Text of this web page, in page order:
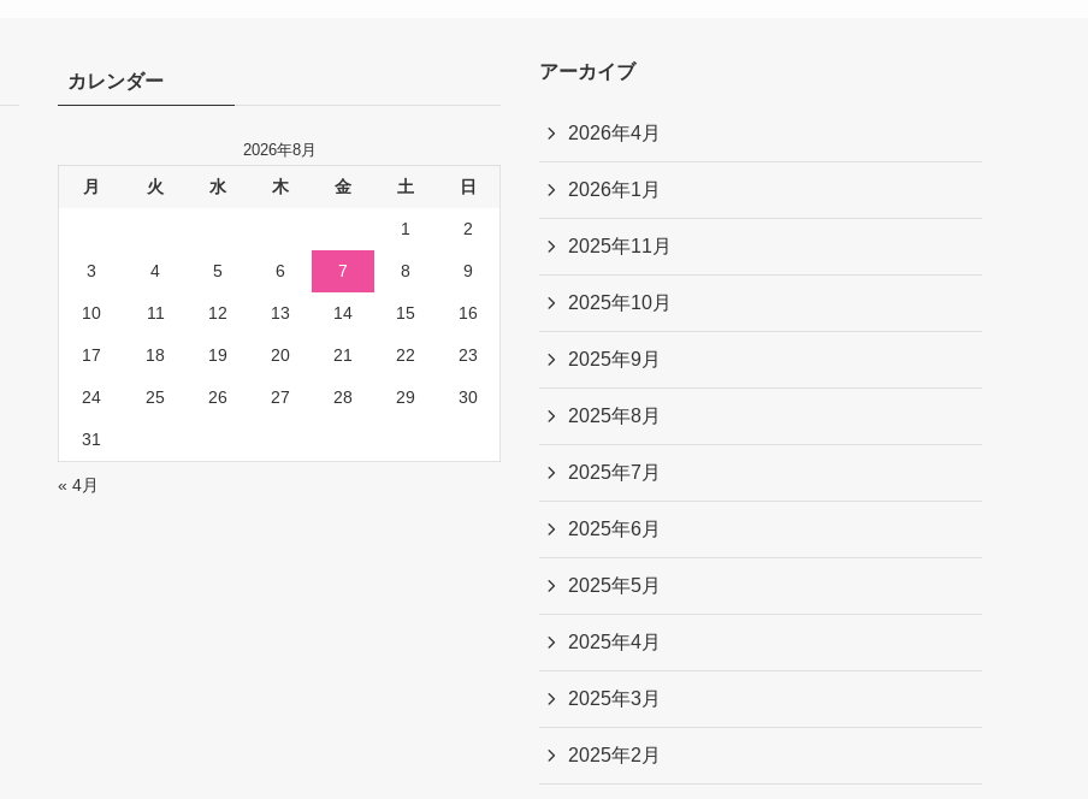
カレンダー
2026年8月
月 火 水 木 金 土 日
1 2
3 4 5 6 7 8 9
10 11 12 13 14 15 16
17 18 19 20 21 22 23
24 25 26 27 28 29 30
31
« 4月
アーカイブ
2026年4月
2026年1月
2025年11月
2025年10月
2025年9月
2025年8月
2025年7月
2025年6月
2025年5月
2025年4月
2025年3月
2025年2月